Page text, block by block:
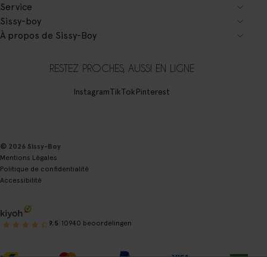
Service
Sissy-boy
À propos de Sissy-Boy
RESTEZ PROCHES, AUSSI EN LIGNE
InstagramTikTokPinterest
© 2026 Sissy-Boy
Mentions Légales
Politique de confidentialité
Accessibilité
9.5 10940 beoordelingen